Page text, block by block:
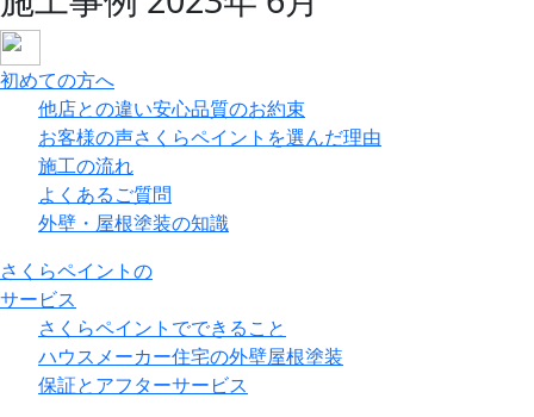
初めての方へ
他店との違い安心品質のお約束
お客様の声さくらペイントを選んだ理由
施工の流れ
よくあるご質問
外壁・屋根塗装の知識
さくらペイントの
サービス
さくらペイントでできること
ハウスメーカー住宅の外壁屋根塗装
保証とアフターサービス